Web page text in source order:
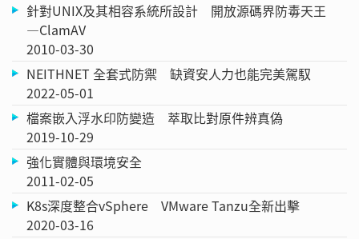
針對UNIX及其相容系統所設計 開放源碼界防毒天王
—ClamAV
2010-03-30
NEITHNET 全套式防禦 缺資安人力也能完美駕馭
2022-05-01
檔案嵌入浮水印防變造 萃取比對原件辨真偽
2019-10-29
強化實體與環境安全
2011-02-05
K8s深度整合vSphere VMware Tanzu全新出擊
2020-03-16